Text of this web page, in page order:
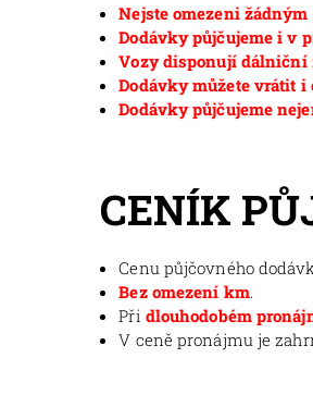
Nejste omezeni
Dodávky půjčujeme i v
Vozy disponují dálniční
Dodávky můžete vrátit
Dodávky půjčujeme
CENÍK
Cenu půjčovného
Bez omezení km.
Při dlouhodobém
V ceně pronájmu je